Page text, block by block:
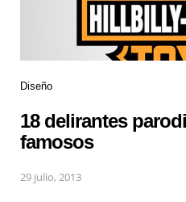
Diseño
18 delirantes
famosos
29 julio, 2013